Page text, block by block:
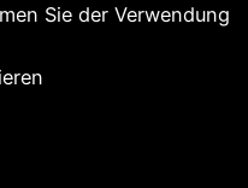
Sie der Verwendung